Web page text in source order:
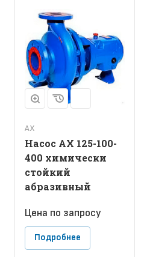
АХ
Насос АХ 125-100-
400 химически
стойкий
абразивный
Цена по запросу
Подробнее